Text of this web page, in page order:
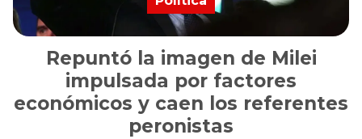
Repuntó la imagen de Milei
impulsada por factores
económicos y caen los referentes
peronistas